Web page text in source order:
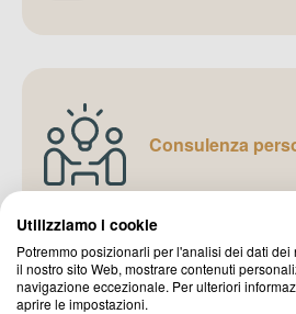
Consulenza
Utilizziamo i cookie
Potremmo posizionarli per l'analisi dei dati
il nostro sito Web, mostrare contenuti
navigazione eccezionale. Per ulteriori
aprire le impostazioni.